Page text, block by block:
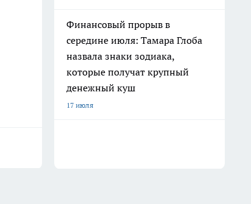
Финансовый прорыв в
середине июля: Тамара Глоба
назвала знаки зодиака,
которые получат крупный
денежный куш
17 июля